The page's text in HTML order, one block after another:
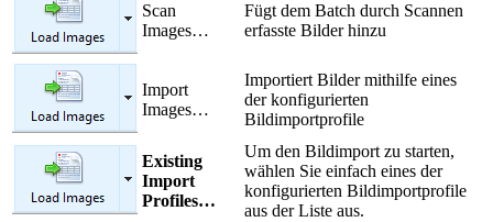
Scan
Images…
Fügt dem Batch durch Scannen
erfasste Bilder hinzu
Import
Images…
Importiert Bilder mithilfe eines
der konfigurierten
Bildimportprofile
Existing
Import
Profiles…
Um den Bildimport zu starten,
wählen Sie einfach eines der
konfigurierten Bildimportprofile
aus der Liste aus.